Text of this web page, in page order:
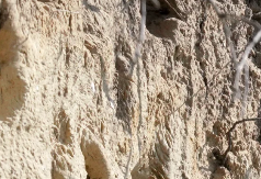
Ansehen